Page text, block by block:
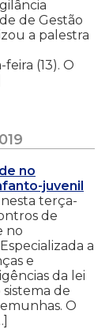
de Gestão
a palestra
(13). O
no
juvenil
terça-
de
no
a
e
da lei
sistema de
O